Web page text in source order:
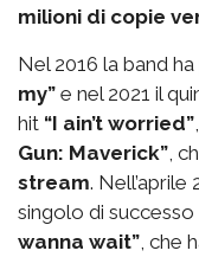
milioni di copie
Nel 2016 la band
my” e nel 2021 il
hit “I ain’t worried”
Gun: Maverick” ,
stream.
singolo di successo
wanna wait” , che